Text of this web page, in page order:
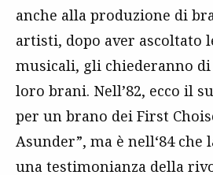
anche alla produzione di
artisti, dopo aver ascoltato
musicali, gli chiederanno
loro brani. Nell’82, ecco il
per un brano dei First
Asunder”, ma è nell‘84 che
una testimonianza della